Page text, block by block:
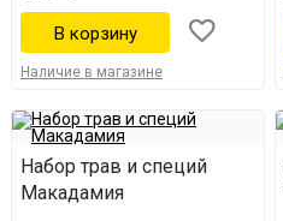
Наличие в магазине
Набор трав и специй
Макадамия